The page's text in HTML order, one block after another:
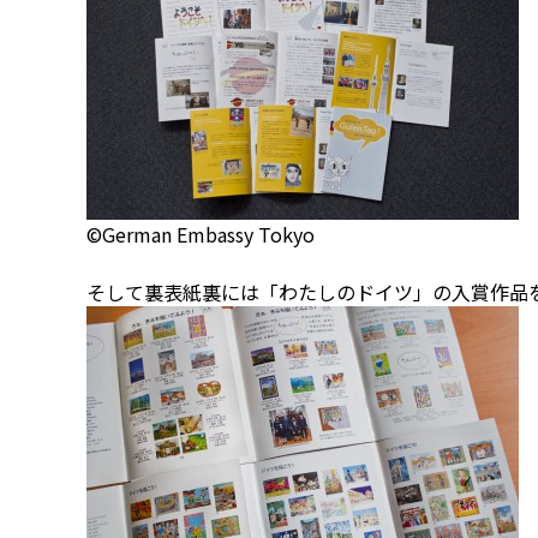
©German Embassy Tokyo
そして裏表紙裏には「わたしのドイツ」の入賞作